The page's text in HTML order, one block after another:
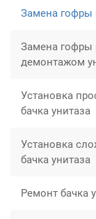
Замена гофры
Замена гофры
демонтажом
Установка
бачка унитаза
Установка
бачка унитаза
Ремонт бачка